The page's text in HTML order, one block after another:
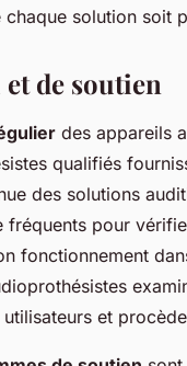
solution soit
de soutien
des appareils
qualifiés
des solutions
fréquents pour
fonctionnement
et